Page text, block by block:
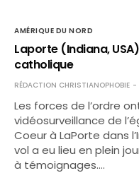
AMÉRIQUE DU NORD
Laporte (Indiana,
catholique
RÉDACTION CHRISTIANOPHOBIE
Les forces de l’ordre
vidéosurveillance de
Coeur à LaPorte dans
vol a eu lieu en plein
à témoignages.…